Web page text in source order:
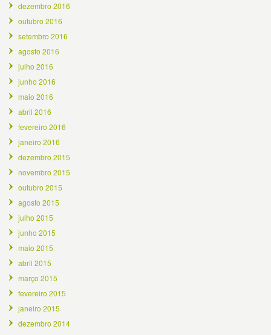
dezembro 2016
outubro 2016
setembro 2016
agosto 2016
julho 2016
junho 2016
maio 2016
abril 2016
fevereiro 2016
janeiro 2016
dezembro 2015
novembro 2015
outubro 2015
agosto 2015
julho 2015
junho 2015
maio 2015
abril 2015
março 2015
fevereiro 2015
janeiro 2015
dezembro 2014